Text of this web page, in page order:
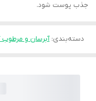
جذب پوست شود.
دسته‌بندی:آبرسان و مرطوب